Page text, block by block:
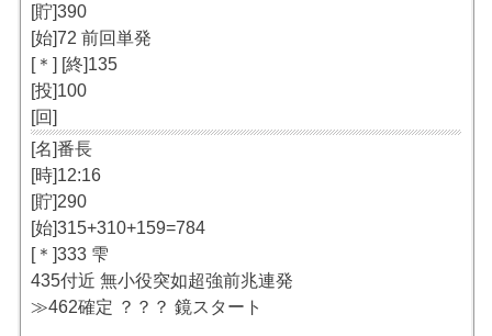
[貯]390
[始]72 前回単発
[＊] [終]135
[投]100
[回]
[名]番長
[時]12:16
[貯]290
[始]315+310+159=784
[＊]333 雫
435付近 無小役突如超強前兆連発
≫462確定 ？？？ 鏡スタート